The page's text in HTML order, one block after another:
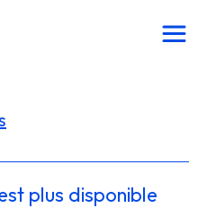
plus disponible